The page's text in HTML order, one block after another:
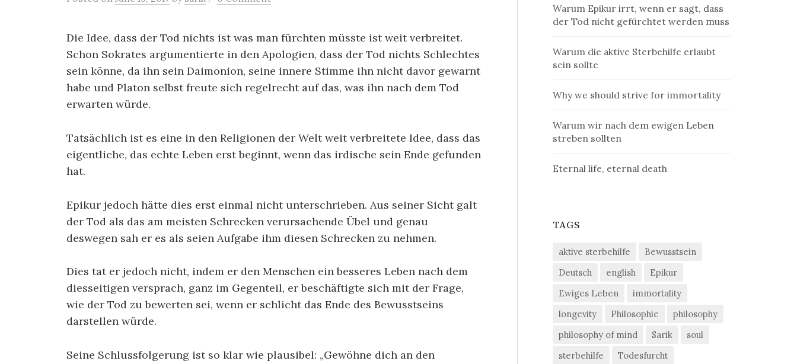
Die Idee, dass der Tod nichts ist was man fürchten müsste ist weit verbreitet.
Schon Sokrates argumentierte in den Apologien, dass der Tod nichts Schlechtes
sein könne, da ihn sein Daimonion, seine innere Stimme ihn nicht davor gewarnt
habe und Platon selbst freute sich regelrecht auf das, was ihn nach dem Tod
erwarten würde.
Tatsächlich ist es eine in den Religionen der Welt weit verbreitete Idee, dass das
eigentliche, das echte Leben erst beginnt, wenn das irdische sein Ende gefunden
hat.
Epikur jedoch hätte dies erst einmal nicht unterschrieben. Aus seiner Sicht galt
der Tod als das am meisten Schrecken verursachende Übel und genau
deswegen sah er es als seien Aufgabe ihm diesen Schrecken zu nehmen.
Dies tat er jedoch nicht, indem er den Menschen ein besseres Leben nach dem
diesseitigen versprach, ganz im Gegenteil, er beschäftigte sich mit der Frage,
wie der Tod zu bewerten sei, wenn er schlicht das Ende des Bewusstseins
darstellen würde.
Seine Schlussfolgerung ist so klar wie plausibel: „Gewöhne dich an den
Warum Epikur irrt, wenn er sagt, dass
der Tod nicht gefürchtet werden muss
Warum die aktive Sterbehilfe erlaubt
sein sollte
Why we should strive for immortality
Warum wir nach dem ewigen Leben
streben sollten
Eternal life, eternal death
TAGS
aktive sterbehilfe
Bewusstsein
Deutsch
english
Epikur
Ewiges Leben
immortality
longevity
Philosophie
philosophy
philosophy of mind
Sarik
soul
sterbehilfe
Todesfurcht